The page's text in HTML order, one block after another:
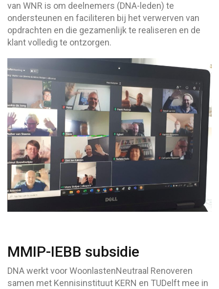
van WNR is om deelnemers (DNA-leden) te
ondersteunen en faciliteren bij het verwerven van
opdrachten en die gezamenlijk te realiseren en de
klant volledig te ontzorgen.
MMIP-IEBB subsidie
DNA werkt voor WoonlastenNeutraal Renoveren
samen met Kennisinstituut KERN en TUDelft mee in